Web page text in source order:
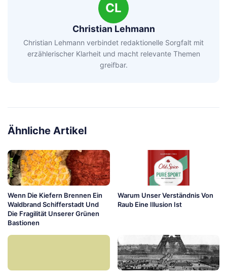
CL
Christian Lehmann
Christian Lehmann verbindet redaktionelle Sorgfalt mit
erzählerischer Klarheit und macht relevante Themen
greifbar.
Ähnliche Artikel
Wenn Die Kiefern Brennen Ein
Waldbrand Schifferstadt Und
Die Fragilität Unserer Grünen
Bastionen
Warum Unser Verständnis Von
Raub Eine Illusion Ist